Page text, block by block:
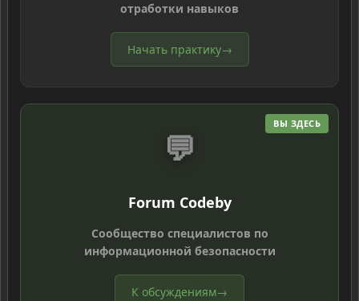
отработки навыков
Начать практику→
ВЫ ЗДЕСЬ
💬
Forum Codeby
Сообщество специалистов по
информационной безопасности
К обсуждениям→